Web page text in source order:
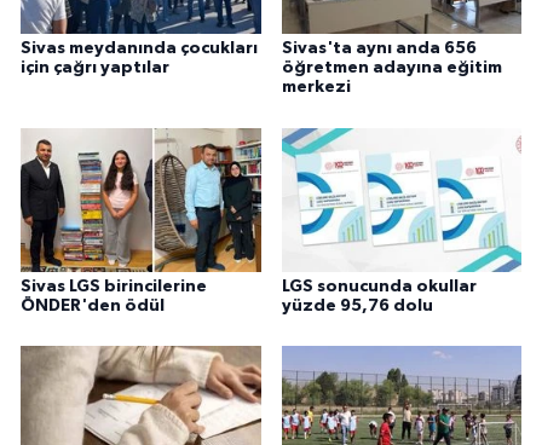
Sivas meydanında çocukları
için çağrı yaptılar
Sivas'ta aynı anda 656
öğretmen adayına eğitim
merkezi
Sivas LGS birincilerine
ÖNDER'den ödül
LGS sonucunda okullar
yüzde 95,76 dolu